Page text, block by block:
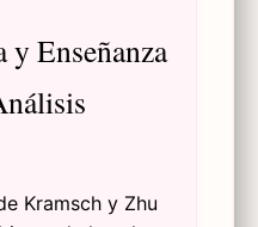
Enseñanza
Kramsch y Zhu